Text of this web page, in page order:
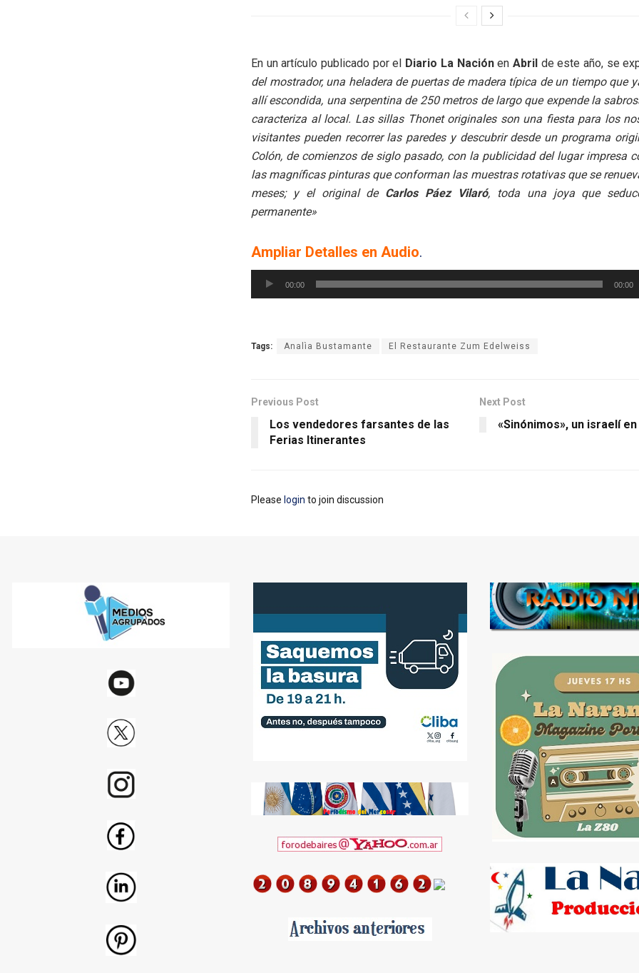
En un artículo publicado por el Diario La Naciónen Abril de este año, se
del mostrador, una heladera de puertas de madera típica de un tiempo que
allí escondida, una serpentina de 250 metros de largo que expende la
caracteriza al local. Las sillas Thonet originales son una fiesta para los
visitantes pueden recorrer las paredes y descubrir desde un programa
Colón, de comienzos de siglo pasado, con la publicidad del lugar impresa
las magníficas pinturas que conforman las muestras rotativas que se
meses; y el original de Carlos Páez Vilaró, toda una joya que
permanente»
Ampliar Detalles en Audio.
Reproductor
de
00:00 00:00
Tags: Analìa Bustamante El Restaurante Zum Edelweiss
Previous Post
Los vendedores farsantes de las
Ferias Itinerantes
Next Post
«Sinónimos», un israelí
Please login to join discussion